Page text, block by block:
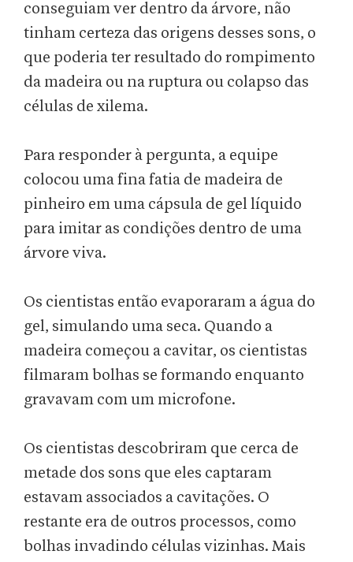
conseguiam ver dentro da árvore, não
tinham certeza das origens desses sons, o
que poderia ter resultado do rompimento
da madeira ou na ruptura ou colapso das
células de xilema.
Para responder à pergunta, a equipe
colocou uma fina fatia de madeira de
pinheiro em uma cápsula de gel líquido
para imitar as condições dentro de uma
árvore viva.
Os cientistas então evaporaram a água do
gel, simulando uma seca. Quando a
madeira começou a cavitar, os cientistas
filmaram bolhas se formando enquanto
gravavam com um microfone.
Os cientistas descobriram que cerca de
metade dos sons que eles captaram
estavam associados a cavitações. O
restante era de outros processos, como
bolhas invadindo células vizinhas. Mais